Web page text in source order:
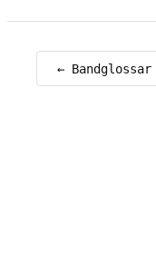
← Bandglossar